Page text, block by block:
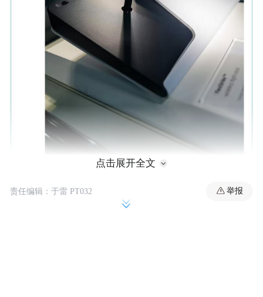
点击展开全文
责任编辑：于雷 PT032 举报